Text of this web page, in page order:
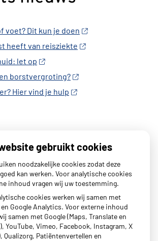
voet? Dit kun je doen
heeft van reisziekte
let op
borstvergroting?
Hier vind je hulp
gebruikt cookies
noodzakelijke cookies zodat deze
kan werken. Voor analytische cookies
inhoud vragen wij uw toestemming.
cookies werken wij samen met
Google Analytics. Voor externe inhoud
samen met Google (Maps, Translate en
YouTube, Vimeo, Facebook, Instagram, X
Qualizorg, Patiëntenvertellen en